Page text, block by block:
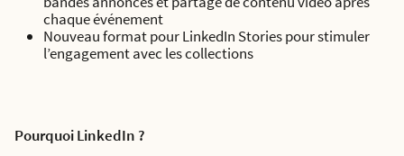
chaque événement
Nouveau format pour LinkedIn Stories pour stimuler
l’engagement avec les collections
Pourquoi LinkedIn ?